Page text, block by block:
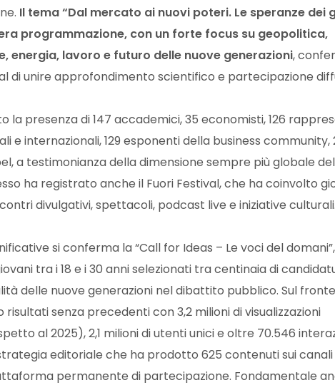
Il tema “Dal mercato ai nuovi poteri. Le speranze dei
programmazione, con un forte focus su geopolitica,
energia, lavoro e futuro delle nuove generazioni,
di unire approfondimento scientifico e partecipazione
la presenza di 147 accademici, 35 economisti, 126
e internazionali, 129 esponenti della business community,
a testimonianza della dimensione sempre più globale
ha registrato anche il Fuori Festival, che ha coinvolto
divulgativi, spettacoli, podcast live e iniziative culturali.
si conferma la “Call for Ideas – Le voci del
tra i 18 e i 30 anni selezionati tra centinaia di
delle nuove generazioni nel dibattito pubblico. Sul
risultati senza precedenti con 3,2 milioni di visualizzazioni
al 2025), 2,1 milioni di utenti unici e oltre 70.546
strategia editoriale che ha prodotto 625 contenuti sui
permanente di partecipazione. Fondamentale